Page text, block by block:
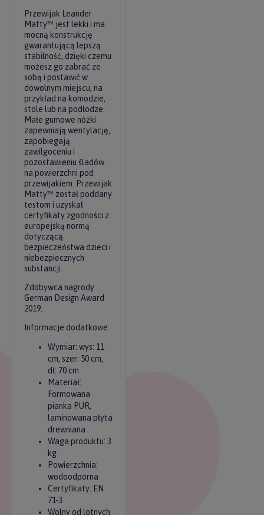
Przewijak Leander
Matty™ jest lekki i ma
mocną konstrukcję
gwarantującą lepszą
stabilność, dzięki czemu
możesz go zabrać ze
sobą i postawić w
dowolnym miejscu, na
przykład na komodzie,
stole lub na podłodze.
Małe gumowe nóżki
zapewniają wentylację,
zapobiegają
zawilgoceniu i
pozostawieniu śladów
na powierzchni pod
przewijakiem. Przewijak
Matty™ został poddany
testom i uzyskał
certyfikaty zgodności z
europejską normą
dotyczącą
bezpieczeństwa dzieci i
niebezpiecznych
substancji.
Zdobywca nagrody
German Design Award
2019.
Informacje dodatkowe:
Wymiar: wys: 11
cm, szer: 50 cm,
dł: 70 cm
Materiał:
Formowana
pianka PUR,
laminowana płyta
drewniana
Waga produktu: 3
kg
Powierzchnia:
wodoodporna
Certyfikaty: EN
71-3
Wolny od lotnych